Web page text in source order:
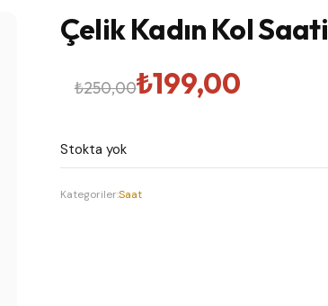
Çelik Kadın Kol Saati
₺250,00
Orijinal
₺250,00.
₺199,00
Şu
fiyat:
Stokta yok
Kategoriler:Saat